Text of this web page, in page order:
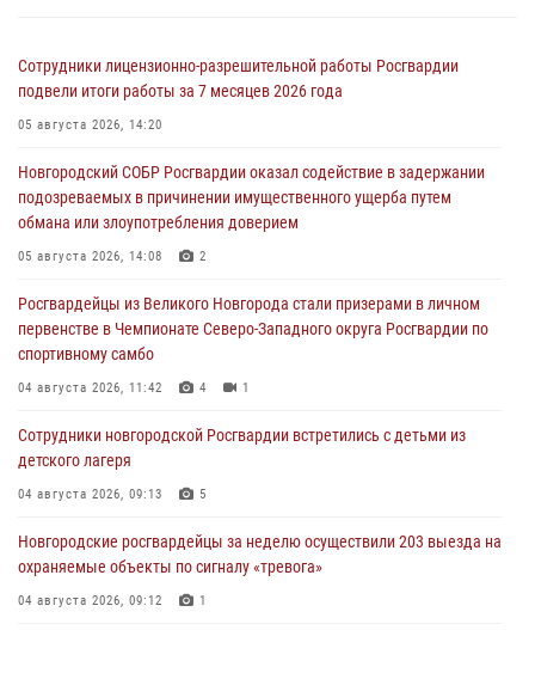
Сотрудники лицензионно-разрешительной работы Росгвардии
подвели итоги работы за 7 месяцев 2026 года
05 августа 2026, 14:20
Новгородский СОБР Росгвардии оказал содействие в задержании
подозреваемых в причинении имущественного ущерба путем
обмана или злоупотребления доверием
05 августа 2026, 14:08 2
Росгвардейцы из Великого Новгорода стали призерами в личном
первенстве в Чемпионате Северо-Западного округа Росгвардии по
спортивному самбо
04 августа 2026, 11:42 4 1
Сотрудники новгородской Росгвардии встретились с детьми из
детского лагеря
04 августа 2026, 09:13 5
Новгородские росгвардейцы за неделю осуществили 203 выезда на
охраняемые объекты по сигналу «тревога»
04 августа 2026, 09:12 1